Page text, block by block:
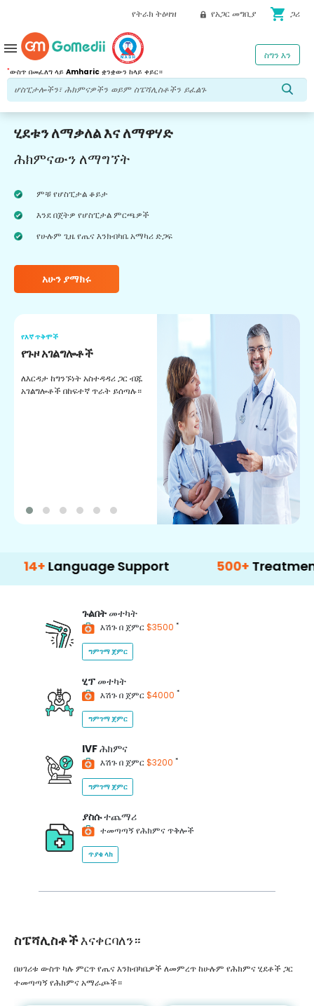
የትራክ ትዕዛዝ የአጋር መግቢያ shopping_cart ጋሪ
*ውስጥ በመፈለግ ላይ Amharic ቋንቋውን ከላይ ቀይር።
ስግን እን
menu
ሂደቱን ለማቃለል እና ለማዋሃድ
ሕክምናውን ለማግኘት
ምቹ የሆስፒታል ቆይታ
እንደ በጀትዎ የሆስፒታል ምርጫዎች
የሁሉም ጊዜ የጤና እንክብካቤ አማካሪ ድጋፍ
አሁን ያማክሩ
የእኛ ጥቅሞች
የጉዞ አገልግሎቶች
ለእርዳታ ከግንኙነት አስተዳዳሪ ጋር ብጁ
አገልግሎቶች በከፍተኛ ጥራት ይሰጣሉ።
Language Support 500+ Treatment
ጉልበትመተካት
እሽጉ በ ጀምር$3500 *
ግምገማ ጀምር
ሂፕመተካት
እሽጉ በ ጀምር$4000 *
ግምገማ ጀምር
IVFሕክምና
እሽጉ በ ጀምር$3200 *
ግምገማ ጀምር
ያስሱተጨማሪ
ተመጣጣኝ የሕክምና ጥቅሎች
ጥያቄ ላክ
ስፔሻሊስቶችእናቀርባለን።
በሀገሪቱ ውስጥ ካሉ ምርጥ የጤና እንክብካቤዎች ለመምረጥ ከሁሉም የሕክምና ሂደቶች ጋር
ተመጣጣኝ የሕክምና አማራጮች።